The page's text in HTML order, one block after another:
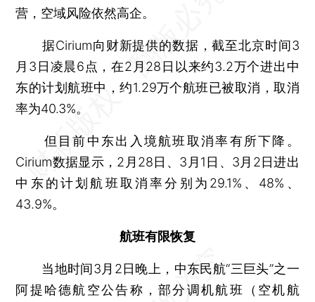
营，空域风险依然高企。
据Cirium向财新提供的数据，截至北京时间3
月3日凌晨6点，在2月28日以来约3.2万个进出中
东的计划航班中，约1.29万个航班已被取消，取消
率为40.3%。
但目前中东出入境航班取消率有所下降。
Cirium数据显示，2月28日、3月1日、3月2日进出
中东的计划航班取消率分别为29.1%、48%、
43.9%。
航班有限恢复
当地时间3月2日晚上，中东民航“三巨头”之一
阿提哈德航空公告称，部分调机航班（空机航